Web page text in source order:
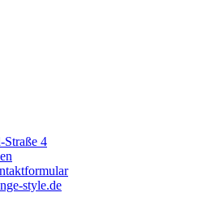
Straße 4
style.de